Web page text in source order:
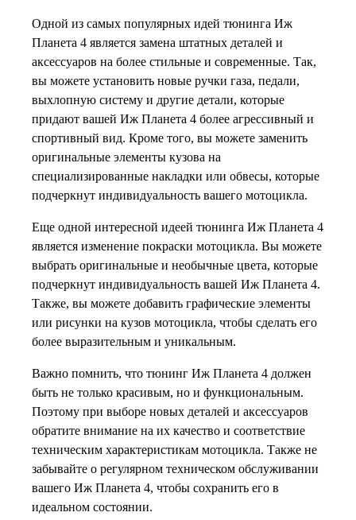
Одной из самых популярных идей тюнинга Иж
Планета 4 является замена штатных деталей и
аксессуаров на более стильные и современные. Так,
вы можете установить новые ручки газа, педали,
выхлопную систему и другие детали, которые
придают вашей Иж Планета 4 более агрессивный и
спортивный вид. Кроме того, вы можете заменить
оригинальные элементы кузова на
специализированные накладки или обвесы, которые
подчеркнут индивидуальность вашего мотоцикла.
Еще одной интересной идеей тюнинга Иж Планета 4
является изменение покраски мотоцикла. Вы можете
выбрать оригинальные и необычные цвета, которые
подчеркнут индивидуальность вашей Иж Планета 4.
Также, вы можете добавить графические элементы
или рисунки на кузов мотоцикла, чтобы сделать его
более выразительным и уникальным.
Важно помнить, что тюнинг Иж Планета 4 должен
быть не только красивым, но и функциональным.
Поэтому при выборе новых деталей и аксессуаров
обратите внимание на их качество и соответствие
техническим характеристикам мотоцикла. Также не
забывайте о регулярном техническом обслуживании
вашего Иж Планета 4, чтобы сохранить его в
идеальном состоянии.